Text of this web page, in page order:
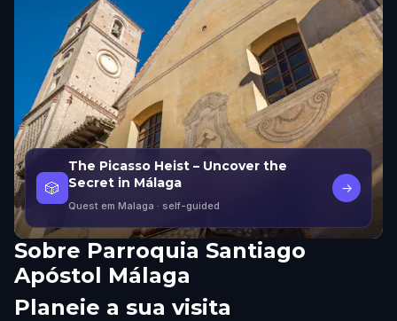
🎲
The Picasso Heist – Uncover the
Secret in Málaga
Quest em Malaga · self-guided
→
Sobre Parroquia Santiago
Apóstol Málaga
Planeie a sua visita